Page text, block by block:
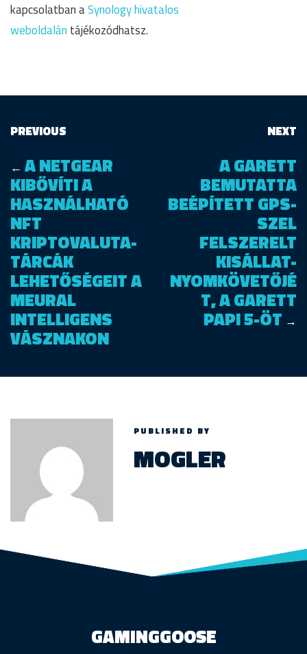
kapcsolatban aSynology hivatalos
weboldalán tájékozódhatsz.
PREVIOUS
← A NETGEAR
KIBŐVÍTI A
HASZNÁLHATÓ
NFT
KRIPTOVALUTA-
TÁRCÁK
LEHETŐSÉGEIT A
MEURAL
INTELLIGENS
VÁSZNAKON
NEXT
A GARETT
BEMUTATTA
BEÉPÍTETT GPS-
SZEL
FELSZERELT
KISÁLLAT-
NYOMKÖVETŐJÉ
T, A GARETT
PAPI 5-ÖT →
PUBLISHED BY
MOGLER
GAMINGGOOSE